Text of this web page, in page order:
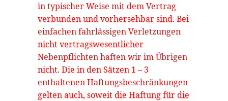
in typischer Weise mit dem Vertrag
verbunden und vorhersehbar sind. Bei
einfachen fahrlässigen Verletzungen
nicht vertragswesentlicher
Nebenpflichten haften wir im Übrigen
nicht. Die in den Sätzen 1 – 3
enthaltenen Haftungsbeschränkungen
gelten auch, soweit die Haftung für die